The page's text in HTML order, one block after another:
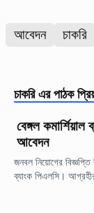
আবেদন চাকরি
চাকরি এর পাঠক
বেঙ্গল
আবেদন
জনবল নিয়োগের বিজ্ঞপ্তি
ব্যাংক পিএলসি।